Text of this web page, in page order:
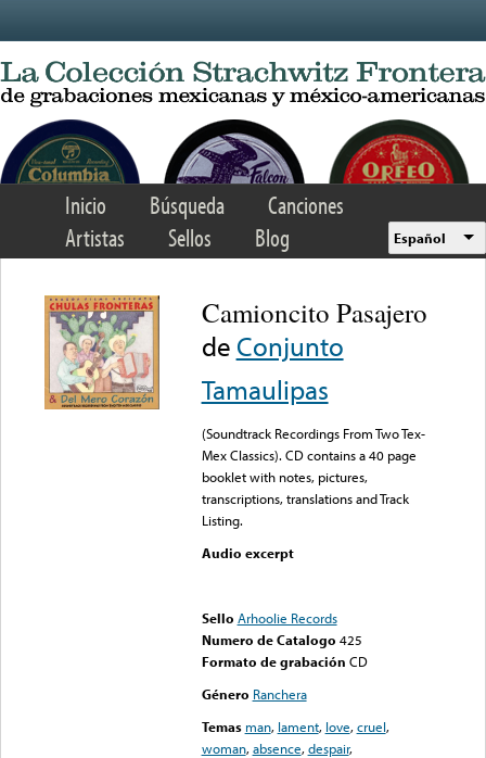
Inicio Búsqueda
Canciones
Artistas
Sellos Blog Español
Camioncito Pasajero
de Conjunto
Tamaulipas
(Soundtrack Recordings From Two Tex-
Mex Classics). CD contains a 40 page
booklet with notes, pictures,
transcriptions, translations and Track
Listing.
Audio excerpt
Sello Arhoolie Records
Numero de Catalogo 425
Formato de grabación CD
Género Ranchera
Temas man, lament, love,cruel,
woman,absence,despair,